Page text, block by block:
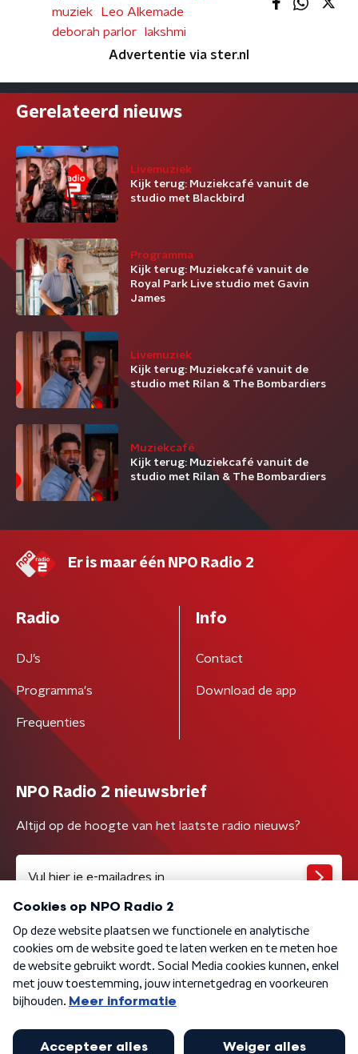
muziek
Leo Alkemade
deborah parlor
lakshmi
Advertentie via ster.nl
Gerelateerd nieuws
Livemuziek
Kijk terug: Muziekcafé vanuit de
studio met Blackbird
Programma
Kijk terug: Muziekcafé vanuit de
Royal Park Live studio met Gavin
James
Livemuziek
Kijk terug: Muziekcafé vanuit de
studio met Rilan & The Bombardiers
Muziekcafé
Kijk terug: Muziekcafé vanuit de
studio met Rilan & The Bombardiers
Er is maar één NPO Radio 2
Radio
DJ’s
Programma's
Frequenties
Info
Contact
Download de app
NPO Radio 2 nieuwsbrief
Altijd op de hoogte van het laatste radio nieuws?
Algemene voorwaarden